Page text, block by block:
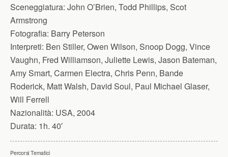
Sceneggiatura: John O’Brien, Todd Phillips, Scot
Armstrong
Fotografia: Barry Peterson
Interpreti: Ben Stiller, Owen Wilson, Snoop Dogg, Vince
Vaughn, Fred Williamson, Juliette Lewis, Jason Bateman,
Amy Smart, Carmen Electra, Chris Penn, Bande
Roderick, Matt Walsh, David Soul, Paul Michael Glaser,
Will Ferrell
Nazionalità: USA, 2004
Durata: 1h. 40′
Percorsi Tematici